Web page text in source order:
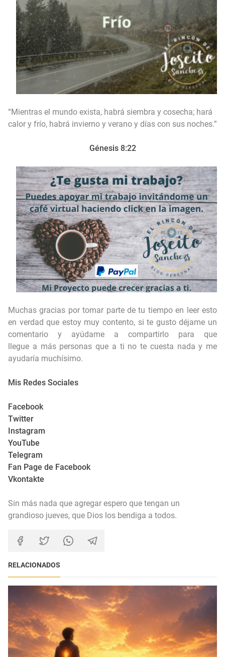
“Mientras el mundo exista, habrá siembra y cosecha; hará
calor y frío, habrá invierno y verano y días con sus noches.”
Génesis 8:22
Muchas gracias por tomar parte de tu tiempo en leer esto
en verdad que estoy muy contento, si te gusto déjame un
comentario y ayúdame a compartirlo para que
llegue a más personas que a ti no te cuesta nada y me
ayudaría muchísimo.
Mis Redes Sociales
Facebook
Twitter
Instagram
YouTube
Telegram
Fan Page de Facebook
Vkontakte
Sin más nada que agregar espero que tengan un
grandioso jueves, que Dios los bendiga a todos.
RELACIONADOS